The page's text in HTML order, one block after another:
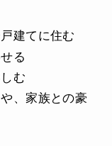
建てに住む
る
む
、家族との豪